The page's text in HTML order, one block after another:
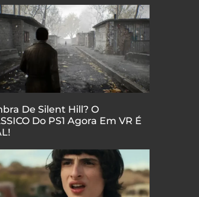
De Silent Hill? O
Do PS1 Agora Em VR É